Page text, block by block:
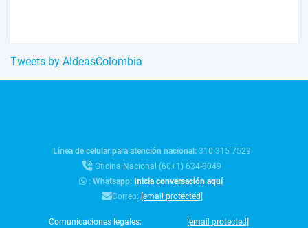
Tweets by AldeasColombia
Línea de celular para atención nacional:310 315 7529
Oficina Nacional (60+1) 634-8049
:Whatsapp: Inicia conversación aquí
Correo: [email protected]
Comunicaciones legales: [email protected]